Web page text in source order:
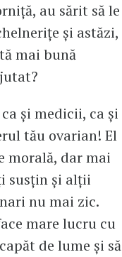
au sărit să le
şi astăzi,
mai bună
şi medicii, ca şi
tău ovarian! El
morală, dar mai
susţin şi alţii
nu mai zic.
mare lucru cu
de lume şi să